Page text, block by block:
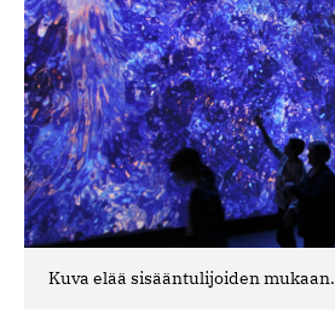
Kuva elää sisääntulijoiden mukaan.